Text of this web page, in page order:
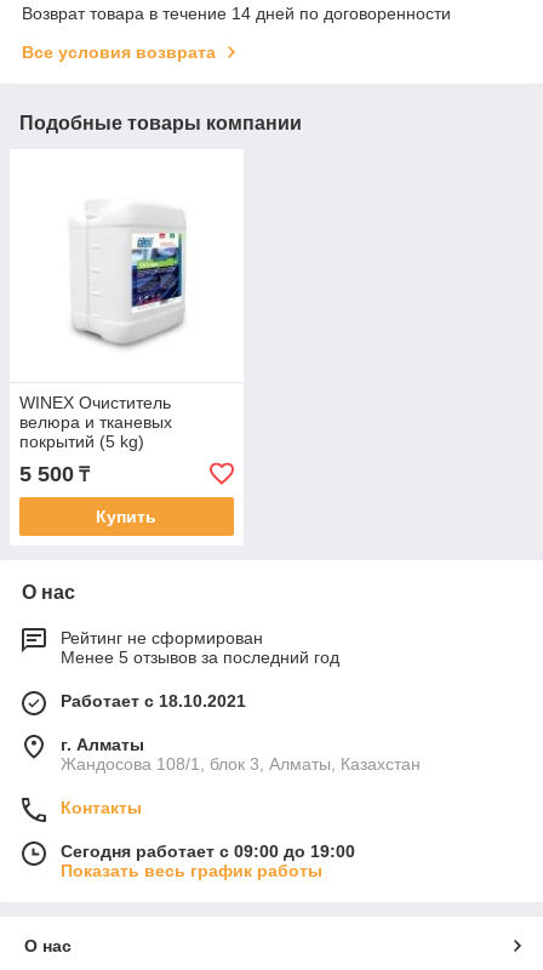
Возврат товара в течение 14 дней по договоренности
Все условия возврата
Подобные товары компании
WINEX Очиститель
велюра и тканевых
покрытий (5 kg)
5 500 ₸
Купить
О нас
Рейтинг не сформирован
Менее 5 отзывов за последний год
Работает с 18.10.2021
г. Алматы
Жандосова 108/1, блок 3, Алматы, Казахстан
Контакты
Сегодня работает с 09:00 до 19:00
Показать весь график работы
О нас